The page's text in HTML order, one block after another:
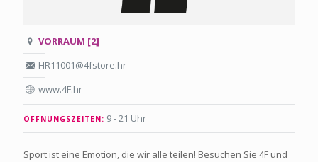
VORRAUM [2]
HR11001@4fstore.hr
www.4F.hr
ÖFFNUNGSZEITEN: 9 - 21 Uhr
Sport ist eine Emotion, die wir alle teilen! Besuchen Sie 4F und